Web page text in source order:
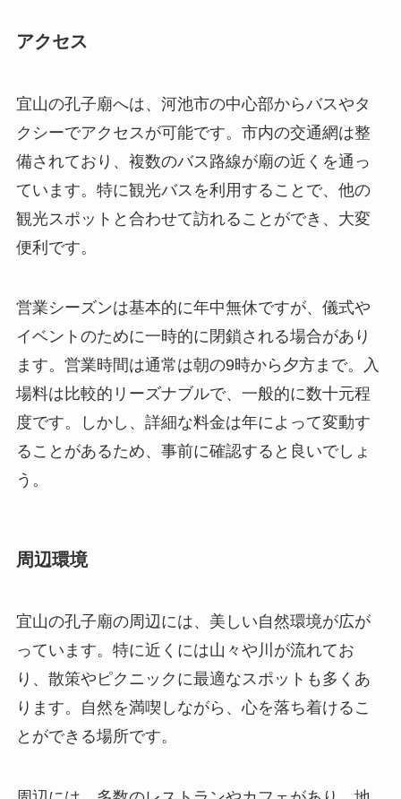
ています。特に観光バスを利用することで、他の
便利です。
営業シーズンは基本的に年中無休ですが、儀式や
イベントのために一時的に閉鎖される場合があり
ます。営業時間は通常は朝の9時から夕方まで。入
場料は比較的リーズナブルで、一般的に数十元程
ることがあるため、事前に確認すると良いでしょ
う。
周辺環境
宜山の孔子廟の周辺には、美しい自然環境が広が
ります。自然を満喫しながら、心を落ち着けるこ
周辺には、多数のレストランやカフェがあり、地
元の美味しい料理を楽しむことができます。ま
た、宿泊施設も充実しており、歴史ある旅館や近
代的なホテルが一通り揃っています。翌日に他の